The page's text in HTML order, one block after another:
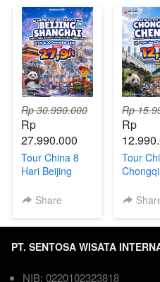
Rp 30.990.000
Rp
27.990.000
Tour China 8
Hari Beijing
Universal
Disneyland &
Share
Rp
Rp
Tour
| Direct
PT. SENTOSA WISATA
NIB: 0220102323818